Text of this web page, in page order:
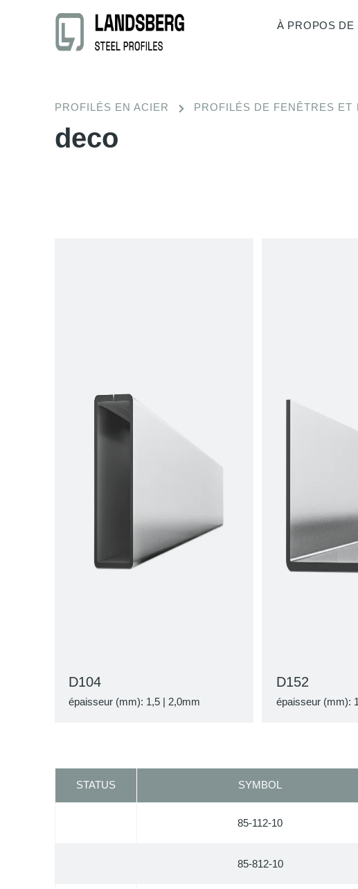
À PROPOS DE
PROFILÉS EN ACIER PROFILÉS DE FENÊTRES ET
deco
D104
épaisseur (mm): 1,5 | 2,0mm
D152
épaisseur (mm):
STATUS SYMBOL
85-112-10
85-812-10